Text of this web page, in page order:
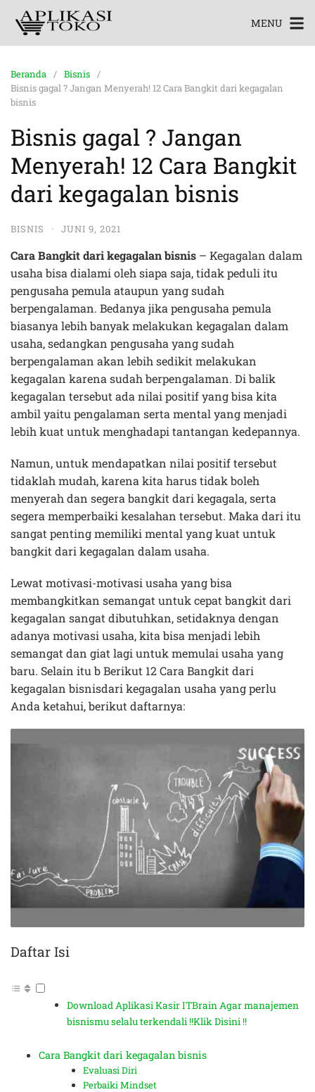
MENU
Beranda
Bisnis
Bisnis gagal ? Jangan Menyerah! 12 Cara Bangkit dari kegagalan
bisnis
Bisnis gagal ? Jangan
Menyerah! 12 Cara Bangkit
dari kegagalan bisnis
BISNIS · JUNI 9, 2021
Cara Bangkit dari kegagalan bisnis – Kegagalan dalam
usaha bisa dialami oleh siapa saja, tidak peduli itu
pengusaha pemula ataupun yang sudah
berpengalaman. Bedanya jika pengusaha pemula
biasanya lebih banyak melakukan kegagalan dalam
usaha, sedangkan pengusaha yang sudah
berpengalaman akan lebih sedikit melakukan
kegagalan karena sudah berpengalaman. Di balik
kegagalan tersebut ada nilai positif yang bisa kita
ambil yaitu pengalaman serta mental yang menjadi
lebih kuat untuk menghadapi tantangan kedepannya.
Namun, untuk mendapatkan nilai positif tersebut
tidaklah mudah, karena kita harus tidak boleh
menyerah dan segera bangkit dari kegagala, serta
segera memperbaiki kesalahan tersebut. Maka dari itu
sangat penting memiliki mental yang kuat untuk
bangkit dari kegagalan dalam usaha.
Lewat motivasi-motivasi usaha yang bisa
membangkitkan semangat untuk cepat bangkit dari
kegagalan sangat dibutuhkan, setidaknya dengan
adanya motivasi usaha, kita bisa menjadi lebih
semangat dan giat lagi untuk memulai usaha yang
baru. Selain itu b Berikut 12 Cara Bangkit dari
kegagalan bisnisdari kegagalan usaha yang perlu
Anda ketahui, berikut daftarnya:
Daftar Isi
Download Aplikasi Kasir ITBrain Agar manajemen
bisnismu selalu terkendali !!Klik Disini !!
Cara Bangkit dari kegagalan bisnis
Evaluasi Diri
Perbaiki Mindset